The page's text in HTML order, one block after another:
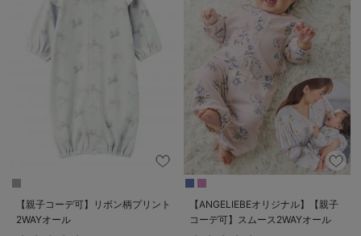
【親子コーデ可】リボン柄プリント
2WAYオール
【ANGELIEBEオリジナル】【親子
コーデ可】スムース2WAYオール